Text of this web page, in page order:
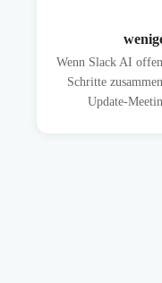
Wenn Slack AI
Schritte
Update-